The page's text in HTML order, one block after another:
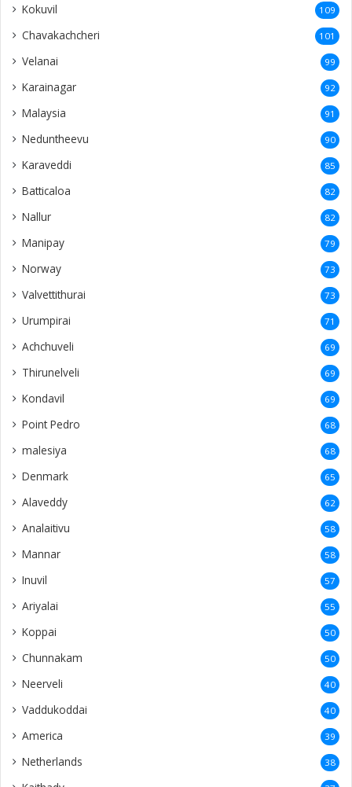
Kokuvil 109
Chavakachcheri 101
Velanai 99
Karainagar 92
Malaysia 91
Neduntheevu 90
Karaveddi 85
Batticaloa 82
Nallur 82
Manipay 79
Norway 73
Valvettithurai 73
Urumpirai 71
Achchuveli 69
Thirunelveli 69
Kondavil 69
Point Pedro 68
malesiya 68
Denmark 65
Alaveddy 62
Analaitivu 58
Mannar 58
Inuvil 57
Ariyalai 55
Koppai 50
Chunnakam 50
Neerveli 40
Vaddukoddai 40
America 39
Netherlands 38